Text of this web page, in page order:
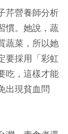
芹營養師分析
慣。她說，蔬
蔬菜，所以她
要採用「彩虹
吃，這樣才能
出現貧血問